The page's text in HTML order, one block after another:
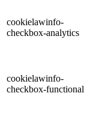
cookielawinfo-
checkbox-analytics
cookielawinfo-
checkbox-functional